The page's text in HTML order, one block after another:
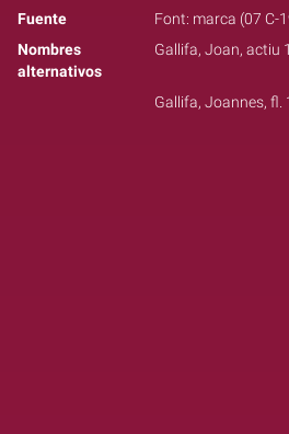
Fuente
Font: marca (07 C-
Nombres
alternativos
Gallifa, Joan, actiu
Gallifa, Joannes, fl.